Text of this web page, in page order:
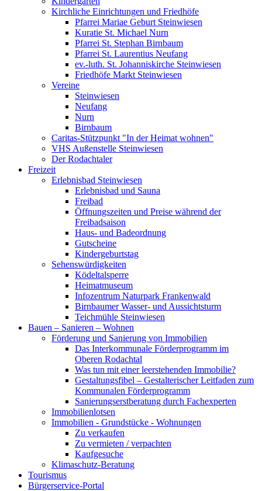
Kirchliche Einrichtungen und Friedhöfe
Pfarrei Mariae Geburt Steinwiesen
Kuratie St. Michael Nurn
Pfarrei St. Stephan Birnbaum
Pfarrei St. Laurentius Neufang
ev.-luth. St. Johanniskirche Steinwiesen
Friedhöfe Markt Steinwiesen
Vereine
Steinwiesen
Neufang
Nurn
Birnbaum
Caritas-Stützpunkt "In der Heimat wohnen"
VHS Außenstelle Steinwiesen
Der Rodachtaler
Freizeit
Erlebnisbad Steinwiesen
Erlebnisbad und Sauna
Freibad
Öffnungszeiten und Preise während der
Freibadsaison
Haus- und Badeordnung
Gutscheine
Kindergeburtstag
Sehenswürdigkeiten
Ködeltalsperre
Heimatmuseum
Infozentrum Naturpark Frankenwald
Birnbaumer Wasser- und Aussichtsturm
Teichmühle Steinwiesen
Bauen – Sanieren – Wohnen
Förderung und Sanierung von Immobilien
Das Interkommunale Förderprogramm im
Oberen Rodachtal
Was tun mit einer leerstehenden Immobilie?
Gestaltungsfibel – Gestalterischer Leitfaden zum
Kommunalen Förderprogramm
Sanierungserstberatung durch Fachexperten
Immobilienlotsen
Immobilien - Grundstücke - Wohnungen
Zu verkaufen
Zu vermieten / verpachten
Kaufgesuche
Klimaschutz-Beratung
Tourismus
Bürgerservice-Portal